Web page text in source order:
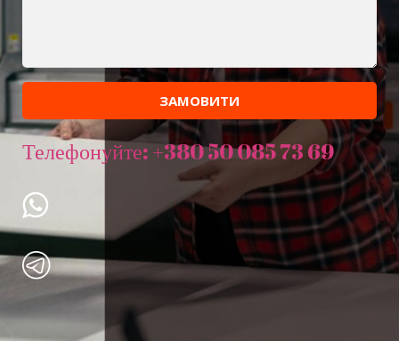
ЗАМОВИТИ
Телефонуйте: +380 50 085 73 69